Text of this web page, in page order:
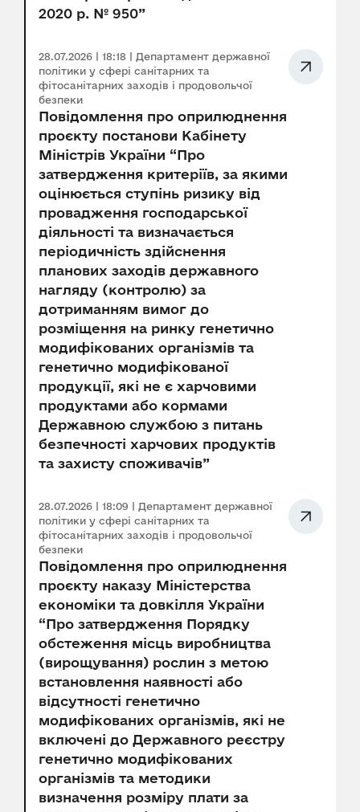
2020 р. № 950”
28.07.2026 | 18:18 | Департамент державної
політики у сфері санітарних та
фітосанітарних заходів і продовольчої
безпеки
Повідомлення про оприлюднення
проєкту постанови Кабінету
Міністрів України “Про
затвердження критеріїв, за якими
оцінюється ступінь ризику від
провадження господарської
діяльності та визначається
періодичність здійснення
планових заходів державного
нагляду (контролю) за
дотриманням вимог до
розміщення на ринку генетично
модифікованих організмів та
генетично модифікованої
продукції, які не є харчовими
продуктами або кормами
Державною службою з питань
безпечності харчових продуктів
та захисту споживачів”
28.07.2026 | 18:09 | Департамент державної
політики у сфері санітарних та
фітосанітарних заходів і продовольчої
безпеки
Повідомлення про оприлюднення
проєкту наказу Міністерства
економіки та довкілля України
“Про затвердження Порядку
обстеження місць виробництва
(вирощування) рослин з метою
встановлення наявності або
відсутності генетично
модифікованих організмів, які не
включені до Державного реєстру
генетично модифікованих
організмів та методики
визначення розміру плати за